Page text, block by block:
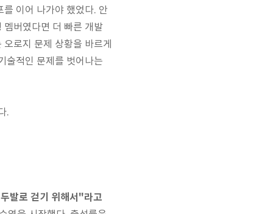
이어 나가야 했었다. 안
멤버였다면 더 빠른 개발
로지 문제 상황을 바르게
술적인 문제를 벗어나는
.
발로 걷기 위해서"라고